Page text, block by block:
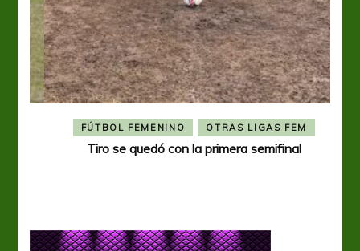
FÚTBOL FEMENINO OTRAS LIGAS FEM
Tiro se quedó con la primera semifinal